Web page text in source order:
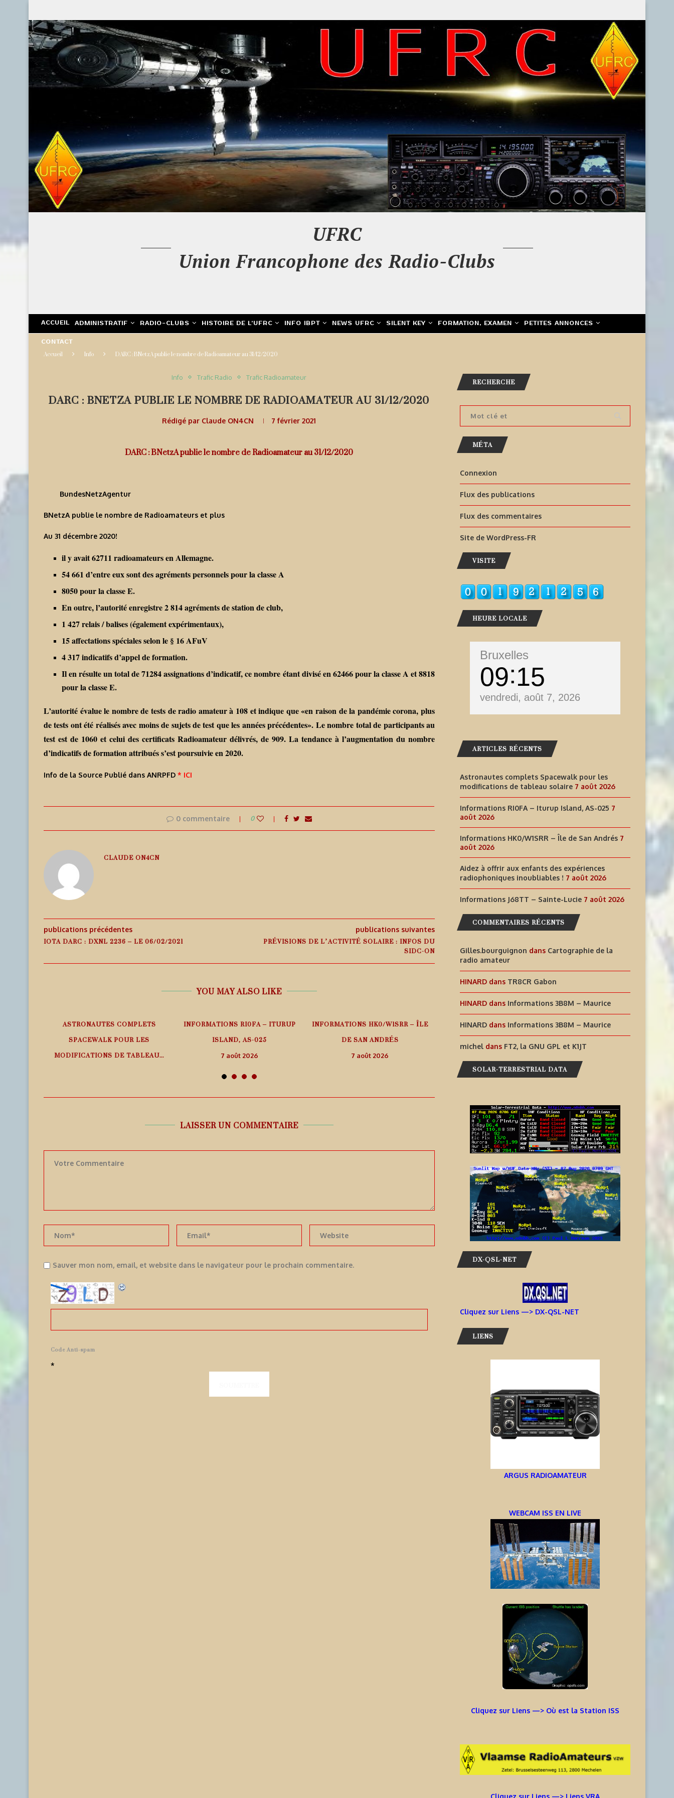
UFRC
Union Francophone des Radio-Clubs
ACCUEIL ADMINISTRATIF RADIO-CLUBS HISTOIRE DE L’UFRC INFO IBPT NEWS UFRC SILENT KEY FORMATION, EXAMEN PETITES ANNONCES
CONTACT
Accueil Info DARC : BNetzA publie le nombre de Radioamateur au 31/12/2020
Info Trafic Radio Trafic Radioamateur
DARC : BNETZA PUBLIE LE NOMBRE DE RADIOAMATEUR AU 31/12/2020
Rédigé par Claude ON4CN 7 février 2021
DARC : BNetzA publie le nombre de Radioamateur au 31/12/2020
BundesNetzAgentur
BNetzA publie le nombre de Radioamateurs et plus
Au 31 décembre 2020!
il y avait 62711 radioamateurs en Allemagne.
54 661 d’entre eux sont des agréments personnels pour la classe A
8050 pour la classe E.
En outre, l’autorité enregistre 2 814 agréments de station de club,
1 427 relais / balises (également expérimentaux),
15 affectations spéciales selon le § 16 AFuV
4 317 indicatifs d’appel de formation.
Il en résulte un total de 71284 assignations d’indicatif, ce nombre étant divisé en 62466 pour la classe A et 8818
pour la classe E.
L’autorité évalue le nombre de tests de radio amateur à 108 et indique que «en raison de la pandémie corona, plus
de tests ont été réalisés avec moins de sujets de test que les années précédentes». Le nombre total de participants au
test est de 1060 et celui des certificats Radioamateur délivrés, de 909. La tendance à l’augmentation du nombre
d’indicatifs de formation attribués s’est poursuivie en 2020.
Info de la Source Publié dans ANRPFD * ICI
0 commentaire 0
CLAUDE ON4CN
publications précédentes
IOTA DARC : DXNL 2236 – LE 06/02/2021
publications suivantes
PRÉVISIONS DE L’ACTIVITÉ SOLAIRE : INFOS DU
SIDC-ON
YOU MAY ALSO LIKE
ASTRONAUTES COMPLETS
SPACEWALK POUR LES
MODIFICATIONS DE TABLEAU...
INFORMATIONS RI0FA – ITURUP
ISLAND, AS-025
7 août 2026
INFORMATIONS HK0/W1SRR – ÎLE
DE SAN ANDRÉS
7 août 2026
AIDEZ À OFFRIR AUX ENFANTS
DES EXPÉRIENCES
RADIOPHONIQUES...
7 août 2026
INFORMATIONS J68TT –
LUCIE
LAISSER UN COMMENTAIRE
Sauver mon nom, email, et website dans le navigateur pour le prochain commentaire.
Code Anti-spam
*
RECHERCHE
MÉTA
Connexion
Flux des publications
Flux des commentaires
Site de WordPress-FR
VISITE
HEURE LOCALE
Bruxelles
09 15
vendredi, août 7, 2026
ARTICLES RÉCENTS
Astronautes complets Spacewalk pour les
modifications de tableau solaire 7 août 2026
Informations RI0FA – Iturup Island, AS-025 7
août 2026
Informations HK0/W1SRR – Île de San Andrés 7
août 2026
Aidez à offrir aux enfants des expériences
radiophoniques inoubliables ! 7 août 2026
Informations J68TT – Sainte-Lucie 7 août 2026
COMMENTAIRES RÉCENTS
Gilles.bourguignon dans Cartographie de la
radio amateur
HINARD dans TR8CR Gabon
HINARD dans Informations 3B8M – Maurice
HINARD dans Informations 3B8M – Maurice
michel dans FT2, la GNU GPL et K1JT
SOLAR-TERRESTRIAL DATA
DX-QSL-NET
Cliquez sur Liens —> DX-QSL-NET
LIENS
ARGUS RADIOAMATEUR
WEBCAM ISS EN LIVE
Cliquez sur Liens —> Où est la Station ISS